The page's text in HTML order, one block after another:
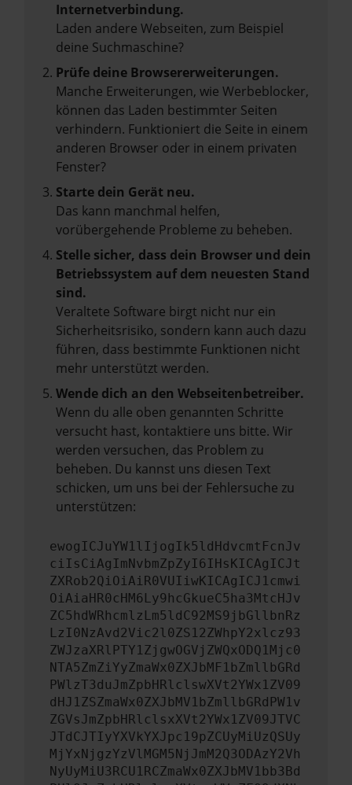
Internetverbindung.
Laden andere Webseiten, zum Beispiel
deine Suchmaschine?
Prüfe deine Browsererweiterungen.
Manche Erweiterungen, wie Werbeblocker,
können das Laden bestimmter Seiten
verhindern. Funktioniert die Seite in einem
anderen Browser oder in einem privaten
Fenster?
Starte dein Gerät neu.
Das kann manchmal helfen,
vorübergehende Probleme zu beheben.
Stelle sicher, dass dein Browser und dein
Betriebssystem auf dem neuesten Stand
sind.
Veraltete Software birgt nicht nur ein
Sicherheitsrisiko, sondern kann auch dazu
führen, dass bestimmte Funktionen nicht
mehr unterstützt werden.
Wende dich an den Webseitenbetreiber.
Wenn du alle oben genannten Schritte
versucht hast, kontaktiere uns bitte. Wir
werden versuchen, das Problem zu
beheben. Du kannst uns diesen Text
schicken, um uns bei der Fehlersuche zu
unterstützen:
ewogICJuYW1lIjogIk5ldHdvcmtFcnJv
ciIsCiAgImNvbmZpZyI6IHsKICAgICJt
ZXRob2QiOiAiR0VUIiwKICAgICJ1cmwi
OiAiaHR0cHM6Ly9hcGkueC5ha3MtcHJv
ZC5hdWRhcmlzLm5ldC92MS9jbGllbnRz
LzI0NzAvd2Vic2l0ZS12ZWhpY2xlcz93
ZWJzaXRlPTY1ZjgwOGVjZWQxODQ1Mjc0
NTA5ZmZiYyZmaWx0ZXJbMF1bZmllbGRd
PWlzT3duJmZpbHRlclswXVt2YWx1ZV09
dHJ1ZSZmaWx0ZXJbMV1bZmllbGRdPW1v
ZGVsJmZpbHRlclsxXVt2YWx1ZV09JTVC
JTdCJTIyYXVkYXJpc19pZCUyMiUzQSUy
MjYxNjgzYzVlMGM5NjJmM2Q3ODAzY2Vh
NyUyMiU3RCU1RCZmaWx0ZXJbMV1bb3Bd